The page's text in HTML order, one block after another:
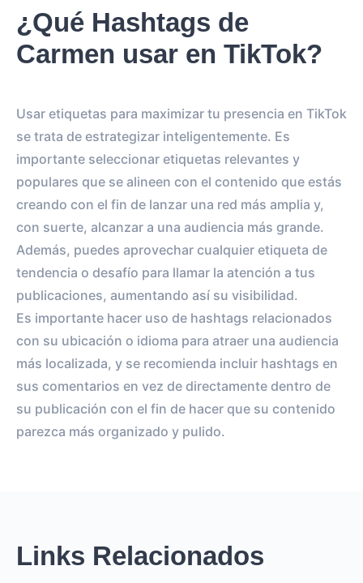
¿Qué Hashtags de
Carmen usar en TikTok?
Usar etiquetas para maximizar tu presencia en TikTok
se trata de estrategizar inteligentemente. Es
importante seleccionar etiquetas relevantes y
populares que se alineen con el contenido que estás
creando con el fin de lanzar una red más amplia y,
con suerte, alcanzar a una audiencia más grande.
Además, puedes aprovechar cualquier etiqueta de
tendencia o desafío para llamar la atención a tus
publicaciones, aumentando así su visibilidad.
Es importante hacer uso de hashtags relacionados
con su ubicación o idioma para atraer una audiencia
más localizada, y se recomienda incluir hashtags en
sus comentarios en vez de directamente dentro de
su publicación con el fin de hacer que su contenido
parezca más organizado y pulido.
Links Relacionados